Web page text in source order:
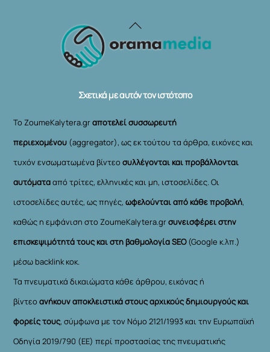
Back
To
Σχετικά με αυτόν τον ιστότοπο
Το ZoumeKalytera.grαποτελεί συσσωρευτή
περιεχομένου (aggregator), ως εκ τούτου τα άρθρα, εικόνες και
τυχόν ενσωματωμένα βίντεοσυλλέγονται και προβάλλονται
αυτόματααπό τρίτες, ελληνικές και μη, ιστοσελίδες. Οι
ιστοσελίδες αυτές, ως πηγές,ωφελούνται από κάθε προβολή,
καθώς η εμφάνιση στο ZoumeKalytera.grσυνεισφέρει στην
επισκεψιμότητά τους και στη βαθμολογία SEO(Google κ.λπ.)
μέσω backlink κοκ.
Τα πνευματικά δικαιώματα κάθε άρθρου, εικόνας ή
βίντεοανήκουν αποκλειστικά στους αρχικούς δημιουργούς και
φορείς τους, σύμφωνα με τον Νόμο 2121/1993 και την Ευρωπαϊκή
Οδηγία 2019/790 (ΕΕ) περί προστασίας της πνευματικής